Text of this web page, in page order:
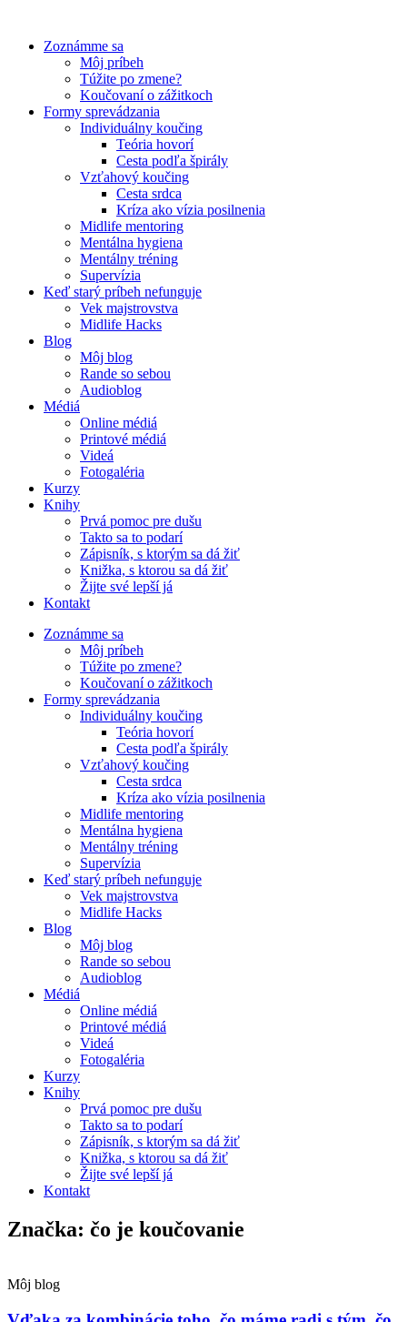
obsah
Zoznámme sa
Môj príbeh
Túžite po zmene?
Koučovaní o zážitkoch
Formy sprevádzania
Individuálny koučing
Teória hovorí
Cesta podľa špirály
Vzťahový koučing
Cesta srdca
Kríza ako vízia posilnenia
Midlife mentoring
Mentálna hygiena
Mentálny tréning
Supervízia
Keď starý príbeh nefunguje
Vek majstrovstva
Midlife Hacks
Blog
Môj blog
Rande so sebou
Audioblog
Médiá
Online médiá
Printové médiá
Videá
Fotogaléria
Kurzy
Knihy
Prvá pomoc pre dušu
Takto sa to podarí
Zápisník, s ktorým sa dá žiť
Knižka, s ktorou sa dá žiť
Žijte své lepší já
Kontakt
Zoznámme sa
Môj príbeh
Túžite po zmene?
Koučovaní o zážitkoch
Formy sprevádzania
Individuálny koučing
Teória hovorí
Cesta podľa špirály
Vzťahový koučing
Cesta srdca
Kríza ako vízia posilnenia
Midlife mentoring
Mentálna hygiena
Mentálny tréning
Supervízia
Keď starý príbeh nefunguje
Vek majstrovstva
Midlife Hacks
Blog
Môj blog
Rande so sebou
Audioblog
Médiá
Online médiá
Printové médiá
Videá
Fotogaléria
Kurzy
Knihy
Prvá pomoc pre dušu
Takto sa to podarí
Zápisník, s ktorým sa dá žiť
Knižka, s ktorou sa dá žiť
Žijte své lepší já
Kontakt
Značka: čo je koučovanie
Môj blog